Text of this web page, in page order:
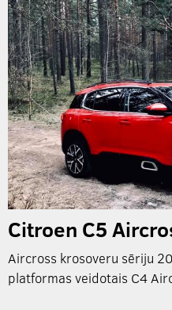
Citroen C5
Aircross krosoveru sēriju
platformas veidotais C4